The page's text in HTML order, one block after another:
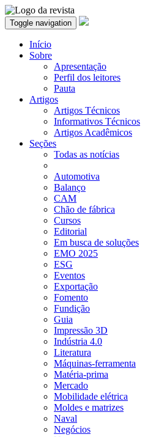
Toggle navigation
Início
Sobre
Apresentação
Perfil dos leitores
Pauta
Artigos
Artigos Técnicos
Informativos Técnicos
Artigos Acadêmicos
Seções
Todas as notícias
Automotiva
Balanço
CAM
Chão de fábrica
Cursos
Editorial
Em busca de soluções
EMO 2025
ESG
Eventos
Exportação
Fomento
Fundição
Guia
Impressão 3D
Indústria 4.0
Literatura
Máquinas-ferramenta
Matéria-prima
Mercado
Mobilidade elétrica
Moldes e matrizes
Naval
Negócios